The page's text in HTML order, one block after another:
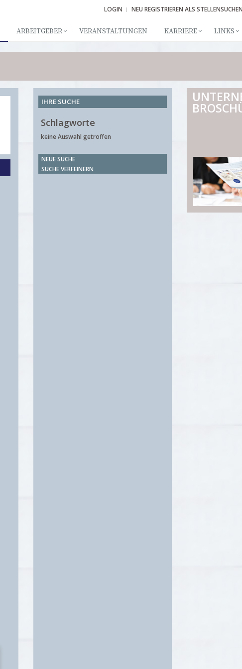
LOGIN NEU REGISTRIEREN ALS
ARBEITGEBER VERANSTALTUNGEN KARRIERE LINKS
IHRE SUCHE
Schlagworte
keine Auswahl getroffen
NEUE SUCHE
SUCHE VERFEINERN